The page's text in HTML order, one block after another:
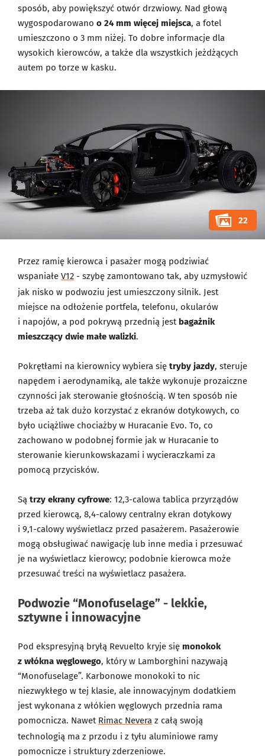
sposób, aby powiększyć otwór drzwiowy. Nad głową
wygospodarowano o 24 mm więcej miejsca, a fotel
umieszczono o 3 mm niżej. To dobre informacje dla
wysokich kierowców, a także dla wszystkich jeżdżących
autem po torze w kasku.
22
Przez ramię kierowca i pasażer mogą podziwiać
wspaniałe V12 - szybę zamontowano tak, aby uzmysłowić
jak nisko w podwoziu jest umieszczony silnik. Jest
miejsce na odłożenie portfela, telefonu, okularów
i napojów, a pod pokrywą przednią jest bagażnik
mieszczący dwie małe walizki.
Pokrętłami na kierownicy wybiera się tryby jazdy, steruje
napędem i aerodynamiką, ale także wykonuje prozaiczne
czynności jak sterowanie głośnością. W ten sposób nie
trzeba aż tak dużo korzystać z ekranów dotykowych, co
było uciążliwe chociażby w Huracanie Evo. To, co
zachowano w podobnej formie jak w Huracanie to
sterowanie kierunkowskazami i wycieraczkami za
pomocą przycisków.
Są trzy ekrany cyfrowe: 12,3-calowa tablica przyrządów
przed kierowcą, 8,4-calowy centralny ekran dotykowy
i 9,1-calowy wyświetlacz przed pasażerem. Pasażerowie
mogą obsługiwać nawigację lub inne media i przesuwać
je na wyświetlacz kierowcy; podobnie kierowca może
przesuwać treści na wyświetlacz pasażera.
Podwozie “Monofuselage” - lekkie,
sztywne i innowacyjne
Pod ekspresyjną bryłą Revuelto kryje się monokok
z włókna węglowego, który w Lamborghini nazywają
“Monofuselage”. Karbonowe monokoki to nic
niezwykłego w tej klasie, ale innowacyjnym dodatkiem
jest wykonana z włókien węglowych przednia rama
pomocnicza. Nawet Rimac Nevera z całą swoją
technologią ma z przodu i z tyłu aluminiowe ramy
pomocnicze i struktury zderzeniowe.